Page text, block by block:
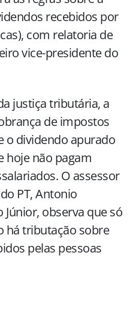
recebidos por
com relatoria de
vice-presidente do
justiça tributária, a
de impostos
o dividendo apurado
não pagam
O assessor
PT, Antonio
observa que só
há tributação sobre
pelas pessoas